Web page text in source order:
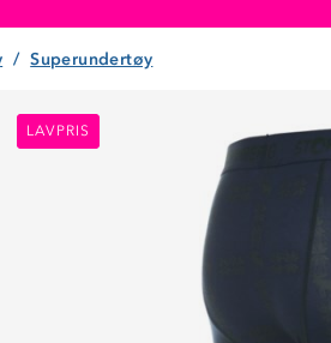
Superundertøy
LAVPRIS
LAVPRIS